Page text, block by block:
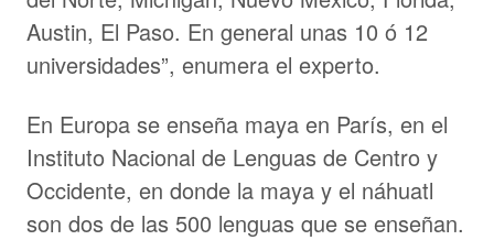
Austin, El Paso. En general unas 10 ó 12
universidades”, enumera el experto.
En Europa se enseña maya en París, en el
Instituto Nacional de Lenguas de Centro y
Occidente, en donde la maya y el náhuatl
son dos de las 500 lenguas que se enseñan.